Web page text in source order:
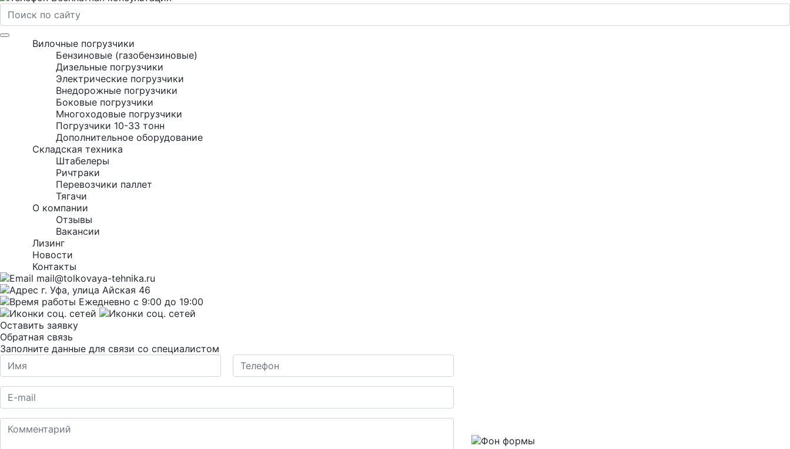
Вилочные погрузчики
Бензиновые (газобензиновые)
Дизельные погрузчики
Электрические погрузчики
Внедорожные погрузчики
Боковые погрузчики
Многоходовые погрузчики
Погрузчики 10-33 тонн
Дополнительное оборудование
Складская техника
Штабелеры
Ричтраки
Перевозчики паллет
Тягачи
О компании
Отзывы
Вакансии
Лизинг
Новости
Контакты
mail@tolkovaya-tehnika.ru
г. Уфа, улица Айская 46
Ежедневно с 9:00 до 19:00
Оставить заявку
Обратная связь
Заполните данные для связи со специалистом